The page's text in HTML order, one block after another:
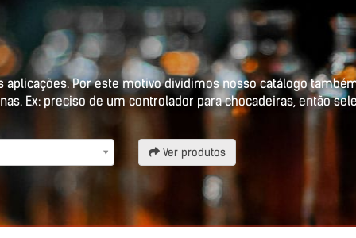
Por este motivo dividimos nosso catálogo
Ex: preciso de um controlador para chocadeiras, então
Ver produtos